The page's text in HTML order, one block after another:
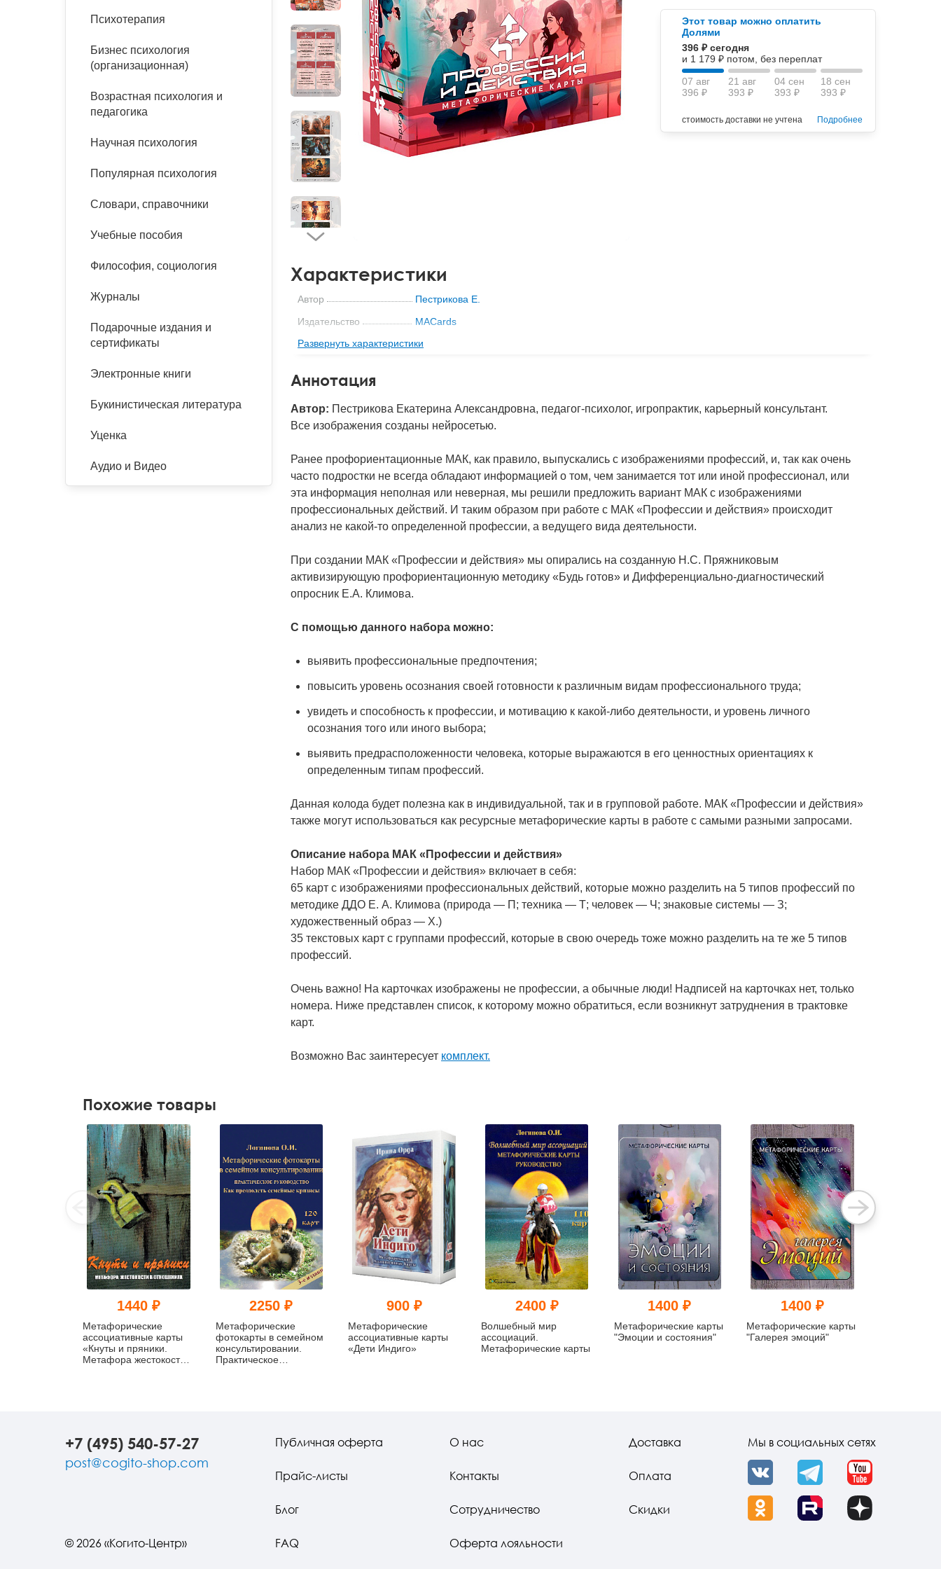
Расстройства пищевого
Тревожные расстройства,
Песочная терапия
Психодрама
Сказкотерапия
Другие направления
психотерапии
Классический, эриксоновский
Психология труда и
Психофизиология
Социальная психология
Социальная и
Учебная литература
Классический и юнгианский
Этот товар можно оплатить
Долями
396 ₽ сегодня
и 1 179 ₽ потом, без переплат
07 авг
396 ₽
21 авг
393 ₽
04 сен
393 ₽
18 сен
393 ₽
стоимость доставки не учтена Подробнее
Характеристики
Автор
Пестрикова Е.
Издательство
MACards
Формат книги
120x85x43 мм
Тип обложки
Год
2024
978-5-6050395-5-6
Код
51832
Развернуть характеристики
Аннотация
Автор: Пестрикова Екатерина Александровна, педагог-психолог, игропрактик, карьерный консультант.
Все изображения созданы нейросетью.
Ранее профориентационные МАК, как правило, выпускались с изображениями профессий, и, так как очень
часто подростки не всегда обладают информацией о том, чем занимается тот или иной профессионал, или
эта информация неполная или неверная, мы решили предложить вариант МАК с изображениями
профессиональных действий. И таким образом при работе с МАК «Профессии и действия» происходит
анализ не какой-то определенной профессии, а ведущего вида деятельности.
При создании МАК «Профессии и действия» мы опирались на созданную Н.С. Пряжниковым
активизирующую профориентационную методику «Будь готов» и Дифференциально-диагностический
опросник Е.А. Климова.
С помощью данного набора можно:
выявить профессиональные предпочтения;
повысить уровень осознания своей готовности к различным видам профессионального труда;
увидеть и способность к профессии, и мотивацию к какой-либо деятельности, и уровень личного
осознания того или иного выбора;
выявить предрасположенности человека, которые выражаются в его ценностных ориентациях к
определенным типам профессий.
Данная колода будет полезна как в индивидуальной, так и в групповой работе. МАК «Профессии и действия»
также могут использоваться как ресурсные метафорические карты в работе с самыми разными запросами.
Описание набора МАК «Профессии и действия»
Набор МАК «Профессии и действия» включает в себя:
65 карт с изображениями профессиональных действий, которые можно разделить на 5 типов профессий по
методике ДДО Е. А. Климова (природа — П; техника — Т; человек — Ч; знаковые системы — З;
художественный образ — Х.)
35 текстовых карт с группами профессий, которые в свою очередь тоже можно разделить на те же 5 типов
профессий.
Очень важно! На карточках изображены не профессии, а обычные люди! Надписей на карточках нет, только
номера. Ниже представлен список, к которому можно обратиться, если возникнут затруднения в трактовке
карт.
Возможно Вас заинтересует комплект.
Психотерапия
Бизнес психология
(организационная)
Возрастная психология и
педагогика
Научная психология
Популярная психология
Словари, справочники
Учебные пособия
Философия, социология
Журналы
Подарочные издания и
сертификаты
Электронные книги
Букинистическая литература
Уценка
Аудио и Видео
Похожие товары
1440 ₽
Метафорические
ассоциативные карты
«Кнуты и пряники.
Метафора жестокости в
2250 ₽
Метафорические
фотокарты в семейном
консультировании.
Практическое
900 ₽
Метафорические
ассоциативные карты
«Дети Индиго»
2400 ₽
Волшебный мир
ассоциаций.
Метафорические карты
1400 ₽
Метафорические карты
"Эмоции и состояния"
1400 ₽
Метафорические карты
"Галерея эмоций"
+7 (495) 540-57-27
post@cogito-shop.com
Публичная оферта
Прайс-листы
Блог
FAQ
О нас
Контакты
Сотрудничество
Оферта лояльности
Доставка
Оплата
Скидки
Мы в социальных сетях
VK Telegram YouTube
OK Rutube Dzen
© 2026 «Когито-Центр»